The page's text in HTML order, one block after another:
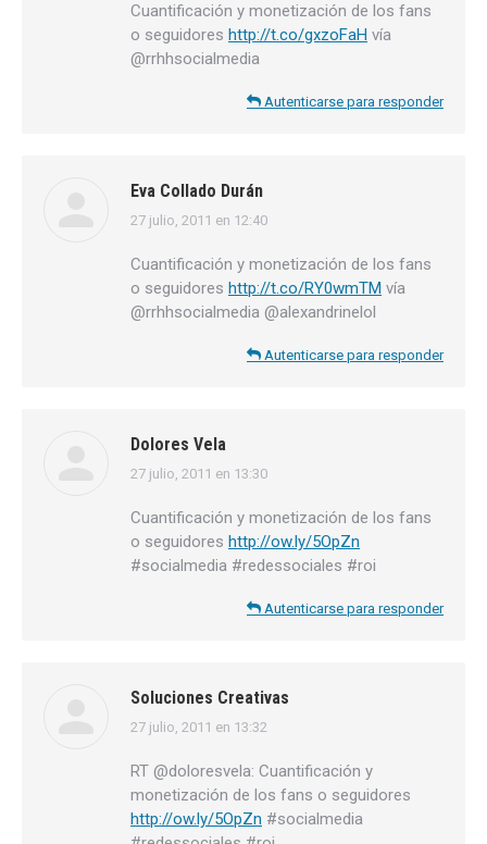
Cuantificación y monetización de los fans
o seguidores http://t.co/gxzoFaH vía
@rrhhsocialmedia
Autenticarse para responder
Eva Collado Durán
dice:
27 julio, 2011 en 12:40
Cuantificación y monetización de los fans
o seguidores http://t.co/RY0wmTM vía
@rrhhsocialmedia @alexandrinelol
Autenticarse para responder
Dolores Vela
dice:
27 julio, 2011 en 13:30
Cuantificación y monetización de los fans
o seguidores http://ow.ly/5OpZn
#socialmedia #redessociales #roi
Autenticarse para responder
Soluciones Creativas
dice:
27 julio, 2011 en 13:32
RT @doloresvela: Cuantificación y
monetización de los fans o seguidores
http://ow.ly/5OpZn #socialmedia